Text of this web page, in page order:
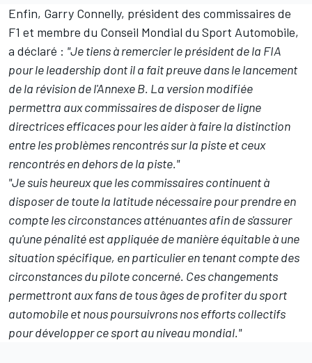
Enfin, Garry Connelly, président des commissaires de
F1 et membre du Conseil Mondial du Sport Automobile,
a déclaré : "Je tiens à remercier le président de la FIA
pour le leadership dont il a fait preuve dans le lancement
de la révision de l'Annexe B. La version modifiée
permettra aux commissaires de disposer de ligne
directrices efficaces pour les aider à faire la distinction
entre les problèmes rencontrés sur la piste et ceux
rencontrés en dehors de la piste."
"Je suis heureux que les commissaires continuent à
disposer de toute la latitude nécessaire pour prendre en
compte les circonstances atténuantes afin de s'assurer
qu'une pénalité est appliquée de manière équitable à une
situation spécifique, en particulier en tenant compte des
circonstances du pilote concerné. Ces changements
permettront aux fans de tous âges de profiter du sport
automobile et nous poursuivrons nos efforts collectifs
pour développer ce sport au niveau mondial."